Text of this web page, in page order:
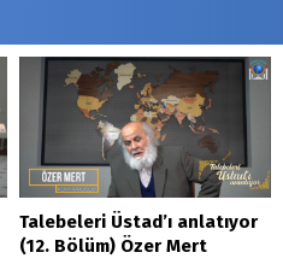
Talebeleri Üstad’ı anlatıyor
(12. Bölüm) Özer Mert